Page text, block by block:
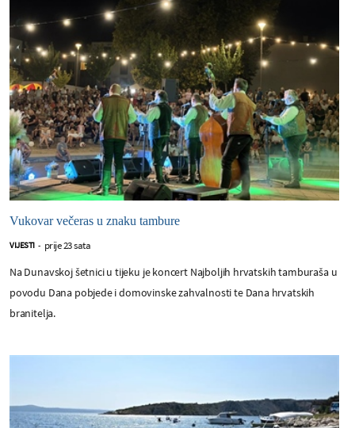
Vukovar večeras u znaku tambure
VIJESTI - prije 23 sata
Na Dunavskoj šetnici u tijeku je koncert Najboljih hrvatskih tamburaša u
povodu Dana pobjede i domovinske zahvalnosti te Dana hrvatskih
branitelja.